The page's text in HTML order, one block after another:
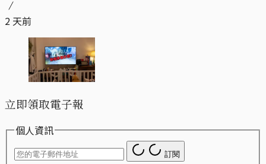
2 天前
立即領取電子報
個人資訊
訂閱